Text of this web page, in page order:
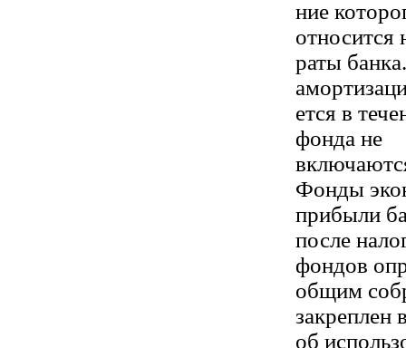
ние
относится
раты
ется в
фонда не
Фонды
прибыли
после
фондов
общим
закреплен
об